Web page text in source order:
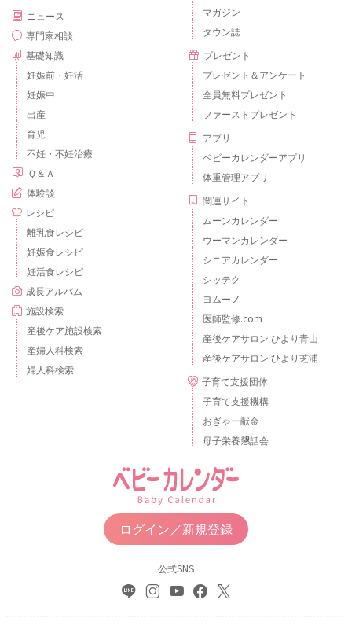
ニュース
専門家相談
基礎知識
妊娠前・妊活
妊娠中
出産
育児
不妊・不妊治療
Ｑ＆Ａ
体験談
レシピ
離乳食レシピ
妊娠食レシピ
妊活食レシピ
成長アルバム
施設検索
産後ケア施設検索
産婦人科検索
婦人科検索
マガジン
タウン誌
プレゼント
プレゼント＆アンケート
全員無料プレゼント
ファーストプレゼント
アプリ
ベビーカレンダーアプリ
体重管理アプリ
関連サイト
ムーンカレンダー
ウーマンカレンダー
シニアカレンダー
シッテク
ヨムーノ
医師監修.com
産後ケアサロン ひより青山
産後ケアサロン ひより芝浦
子育て支援団体
子育て支援機構
おぎゃー献金
母子栄養懇話会
ログイン／新規登録
公式SNS